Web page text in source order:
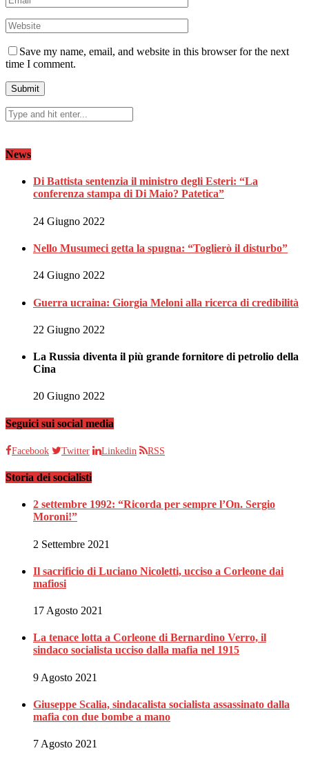
Save my name, email, and website in this browser for the next
time I comment.
News
Di Battista sentenzia il ministro degli Esteri: “La
conferenza stampa di Di Maio? Patetica”
24 Giugno 2022
Nello Musumeci getta la spugna: “Toglierò il disturbo”
24 Giugno 2022
Guerra ucraina: Giorgia Meloni alla ricerca di credibilità
22 Giugno 2022
La Russia diventa il più grande fornitore di petrolio della
Cina
20 Giugno 2022
Seguici sui social media
Facebook Twitter Linkedin RSS
Storia dei socialisti
2 settembre 1992: “Ricorda per sempre l’On. Sergio
Moroni!”
2 Settembre 2021
Il sacrificio di Luciano Nicoletti, ucciso a Corleone dai
mafiosi
17 Agosto 2021
La tenace lotta a Corleone di Bernardino Verro, il
sindaco socialista ucciso dalla mafia nel 1915
9 Agosto 2021
Giuseppe Scalia, sindacalista socialista assassinato dalla
mafia con due bombe a mano
7 Agosto 2021